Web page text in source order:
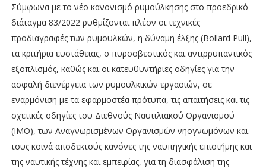
Σύμφωνα με το νέο κανονισμό ρυμούλκησης στο προεδρικό
διάταγμα 83/2022 ρυθμίζονται πλέον οι τεχνικές
προδιαγραφές των ρυμουλκών, η δύναμη έλξης (Βollard Pull),
τα κριτήρια ευστάθειας, ο πυροσβεστικός και αντιρρυπαντικός
εξοπλισμός, καθώς και οι κατευθυντήριες οδηγίες για την
ασφαλή διενέργεια των ρυμουλκικών εργασιών, σε
εναρμόνιση με τα εφαρμοστέα πρότυπα, τις απαιτήσεις και τις
σχετικές οδηγίες του Διεθνούς Ναυτιλιακού Οργανισμού
(ΙΜΟ), των Αναγνωρισμένων Οργανισμών νηογνωμόνων και
τους κοινά αποδεκτούς κανόνες της ναυπηγικής επιστήμης και
της ναυτικής τέχνης και εμπειρίας, για τη διασφάλιση της